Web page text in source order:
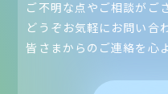
ご不明な点やご相談がご
どうぞお気軽にお問い合
皆さまからのご連絡を心